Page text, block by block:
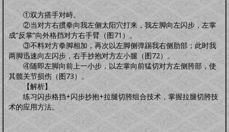
①双方搭手对峙。
②当对方右掼拳向我左侧太阳穴打来，我左脚向左闪步，左掌
成“反掌”向外格挡对方右手臂（图71）。
③不料对方拳脚相加，再次以左脚侧弹踢我右侧肋部；此时我
两脚迅速向左闪步，右手抄抱对方左小腿（图72）。
④随即左脚向前上一小步，以左掌向前猛切对方左侧胯部，使
其髋关节损伤（图73）。
【解析】
练习闪步格挡+闪步抄抱+拉腿切胯组合技术，掌握拉腿切胯技
术的应用方法。